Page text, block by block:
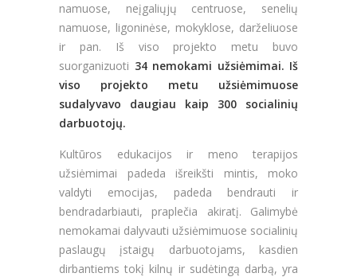
namuose, neįgaliųjų centruose, senelių
namuose, ligoninėse, mokyklose, darželiuose
ir pan. Iš viso projekto metu buvo
suorganizuoti 34 nemokami užsiėmimai. Iš
viso projekto metu užsiėmimuose
sudalyvavo daugiau kaip 300 socialinių
darbuotojų.
Kultūros edukacijos ir meno terapijos
užsiėmimai padeda išreikšti mintis, moko
valdyti emocijas, padeda bendrauti ir
bendradarbiauti, praplečia akiratį. Galimybė
nemokamai dalyvauti užsiėmimuose socialinių
paslaugų įstaigų darbuotojams, kasdien
dirbantiems tokį kilnų ir sudėtingą darbą, yra